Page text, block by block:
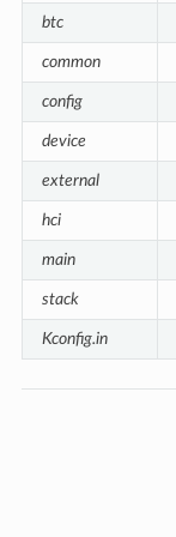
btc
common
config
device
external
hci
main
stack
Kconfig.in